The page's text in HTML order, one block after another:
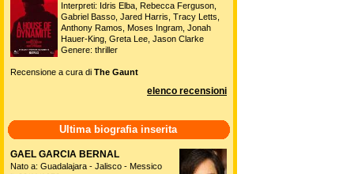
Interpreti: Idris Elba, Rebecca Ferguson,
Gabriel Basso, Jared Harris, Tracy Letts,
Anthony Ramos, Moses Ingram, Jonah
Hauer-King, Greta Lee, Jason Clarke
Genere: thriller
Recensione a cura di The Gaunt
elenco recensioni
Ultima biografia inserita
GAEL GARCIA BERNAL
Nato a: Guadalajara - Jalisco - Messico